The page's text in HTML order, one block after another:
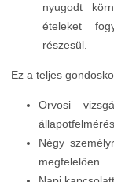
nyugodt
ételeket
részesül.
Ez a teljes
Orvosi
állapotfelmérés
Négy
megfelelően